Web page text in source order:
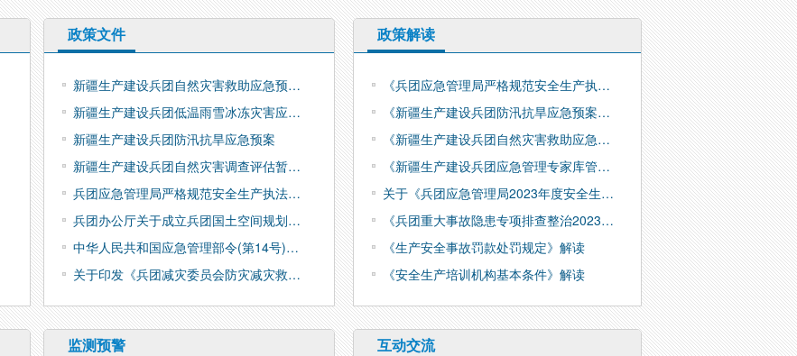
政策文件
新疆生产建设兵团自然灾害救助应急预…
新疆生产建设兵团低温雨雪冰冻灾害应…
新疆生产建设兵团防汛抗旱应急预案
新疆生产建设兵团自然灾害调查评估暂…
兵团应急管理局严格规范安全生产执法…
兵团办公厅关于成立兵团国土空间规划…
中华人民共和国应急管理部令(第14号)…
关于印发《兵团减灾委员会防灾减灾救…
监测预警
政策解读
《兵团应急管理局严格规范安全生产执…
《新疆生产建设兵团防汛抗旱应急预案…
《新疆生产建设兵团自然灾害救助应急…
《新疆生产建设兵团应急管理专家库管…
关于《兵团应急管理局2023年度安全生…
《兵团重大事故隐患专项排查整治2023…
《生产安全事故罚款处罚规定》解读
《安全生产培训机构基本条件》解读
互动交流